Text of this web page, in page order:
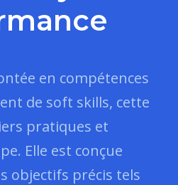
en compétences
de soft skills, cette
pratiques et
Elle est conçue
objectifs précis tels